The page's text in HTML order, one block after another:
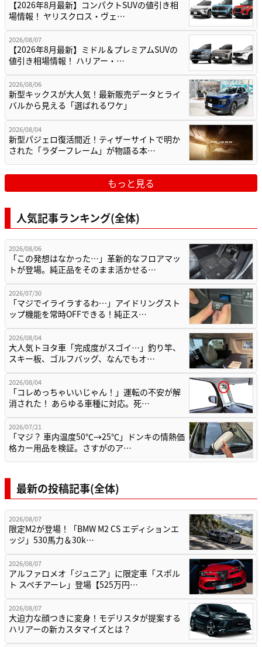
【2026年8月最新】コンパクトSUVの値引き相
場情報！ ヤリスクロス・ヴェ…
2026/08/07
【2026年8月最新】ミドル＆プレミアムSUVの
値引き相場情報！ ハリアー・…
2026/08/06
新型キックスが大人気！最新販売データとライ
バルから見える「選ばれるワケ」
2026/08/04
新型パジェロ復活間近！ティザーサイトで明か
された「ラダーフレーム」が物語る本…
もっと見る
人気記事ランキング(全体)
2026/08/06
「この発想はなかった…」革新的なフロアマッ
トが登場。純正品をそのまま活かせる…
2026/07/30
「マジでイライラするわ…」アイドリングスト
ップ機能を常時OFFできる！純正ス…
2026/08/04
大人気トヨタ車「完成度がスゴイ…」釣り竿、
スキー板、ゴルフバッグ、なんでもオ…
2026/08/04
「コレめっちゃいいじゃん！」運転の不安が解
消された！ あらゆる車種に対応。死…
2026/07/21
「マジ？ 車内温度50℃→25℃」ドンキの情熱価
格カー用品を検証。さすがのア…
最新の投稿記事(全体)
2026/08/07
限定M2が登場！「BMW M2 CS エディションエ
ッジ」530馬力＆30k…
2026/08/07
アルファロメオ「ジュニア」に限定車「スポル
ト スペチアーレ」登場【525万円…
2026/08/07
大迫力な顔つきに変身！モデリスタが提案する
ハリアーの新カスタマイズとは？